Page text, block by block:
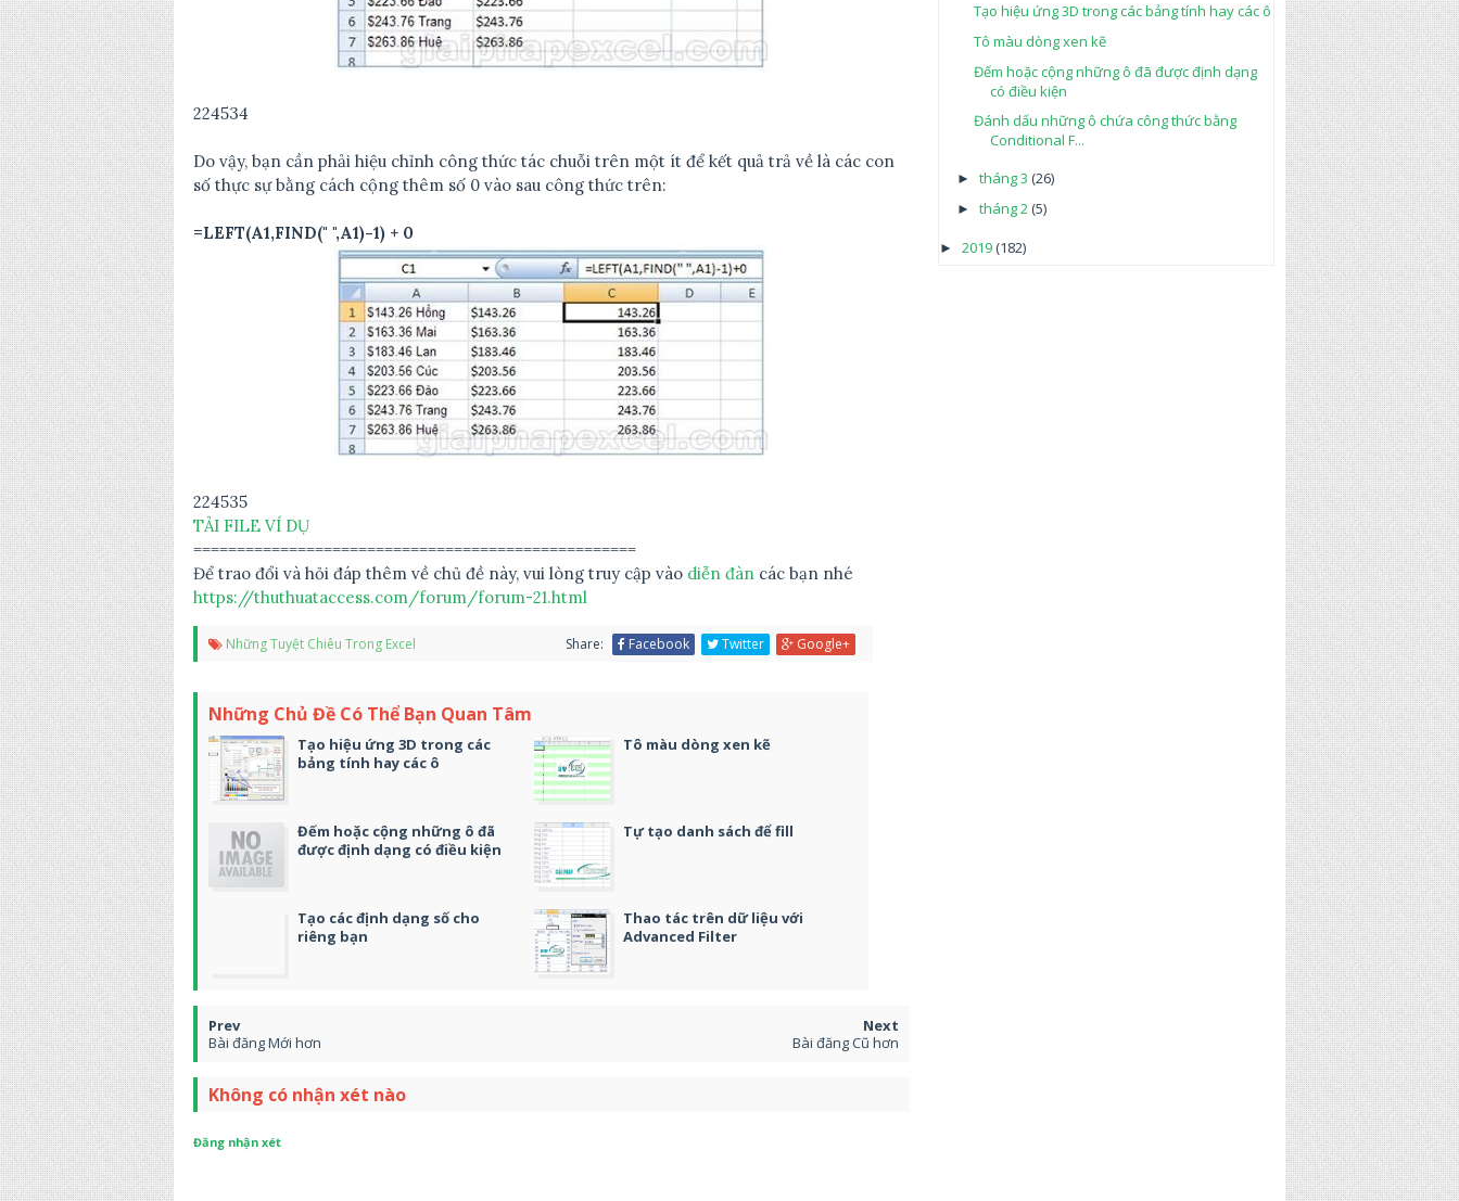
224534
Do vậy, bạn cần phải hiệu chỉnh công thức tác chuỗi trên một ít để kết quả trả về là các con
số thực sự bằng cách cộng thêm số 0 vào sau công thức trên:
=LEFT(A1,FIND(" ",A1)-1) + 0
224535
TẢI FILE VÍ DỤ
===================================================
Để trao đổi và hỏi đáp thêm về chủ đề này, vui lòng truy cập vào diễn đàn các bạn nhé
https://thuthuataccess.com/forum/forum-21.html
Những Tuyệt Chiêu Trong Excel Share: Facebook Twitter Google+
Những Chủ Đề Có Thể Bạn Quan Tâm
Tạo hiệu ứng 3D trong các
bảng tính hay các ô
Tô màu dòng xen kẽ
Đếm hoặc cộng những ô đã
được định dạng có điều kiện
Tự tạo danh sách để fill
Tạo các định dạng số cho
riêng bạn
Thao tác trên dữ liệu với
Advanced Filter
Bài đăng Mới hơn Bài đăng Cũ hơn
Không có nhận xét nào
Đăng nhận xét
Tạo hiệu ứng 3D trong các bảng tính hay các ô
Tô màu dòng xen kẽ
Đếm hoặc cộng những ô đã được định dạng
có điều kiện
Đánh dấu những ô chứa công thức bằng
Conditional F...
► tháng 3 (26)
► tháng 2(5)
► 2019(182)